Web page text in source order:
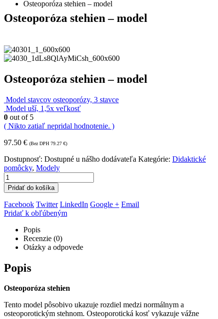
Osteoporóza stehien – model
Osteoporóza stehien – model
Osteoporóza stehien – model
Model stavcov osteoporózy, 3 stavce
Model uší, 1,5x veľkosť
0 out of 5
( Nikto zatiaľ nepridal hodnotenie. )
97.50 € (Bez DPH 79.27 €)
Dostupnosť: Dostupné u nášho dodávateľa Kategórie: Didaktické
pomôcky, Modely
Pridať do košíka
Facebook Twitter LinkedIn Google + Email
Pridať k obľúbeným
Popis
Recenzie (0)
Otázky a odpovede
Popis
Osteoporóza stehien
Tento model pôsobivo ukazuje rozdiel medzi normálnym a
osteoporotickým stehnom. Osteoporotická kosť vykazuje vážne